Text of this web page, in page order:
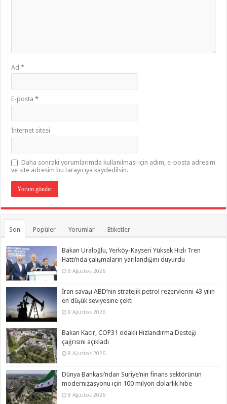
Ad*
E-posta*
İnternet sitesi
Daha sonraki yorumlarımda kullanılması için adım, e-posta adresim
ve site adresim bu tarayıcıya kaydedilsin.
Son Popüler Yorumlar Etiketler
Bakan Uraloğlu, Yerköy-Kayseri Yüksek Hızlı Tren
Hattı’nda çalışmaların yarılandığını duyurdu
8 Ağustos 2026
İran savaşı ABD’nin stratejik petrol rezervlerini 43 yılın
en düşük seviyesine çekti
8 Ağustos 2026
Bakan Kacır, COP31 odaklı Hızlandırma Desteği
çağrısını açıkladı
8 Ağustos 2026
Dünya Bankası’ndan Suriye’nin finans sektörünün
modernizasyonu için 100 milyon dolarlık hibe
8 Ağustos 2026